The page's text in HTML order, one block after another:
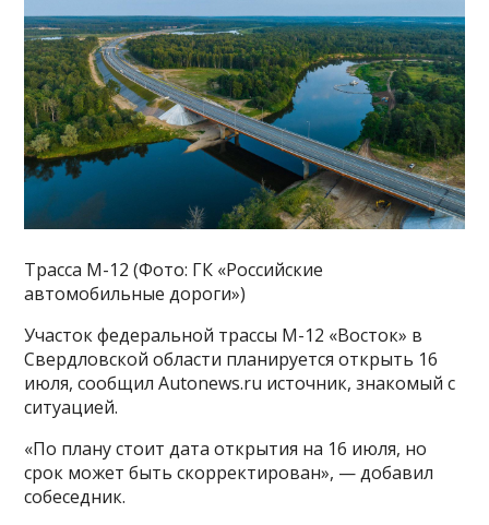
Трасса М-12 (Фото: ГК «Российские
автомобильные дороги»)
Участок федеральной трассы М-12 «Восток» в
Свердловской области планируется открыть 16
июля, сообщил Autonews.ru источник, знакомый с
ситуацией.
«По плану стоит дата открытия на 16 июля, но
срок может быть скорректирован», — добавил
собеседник.